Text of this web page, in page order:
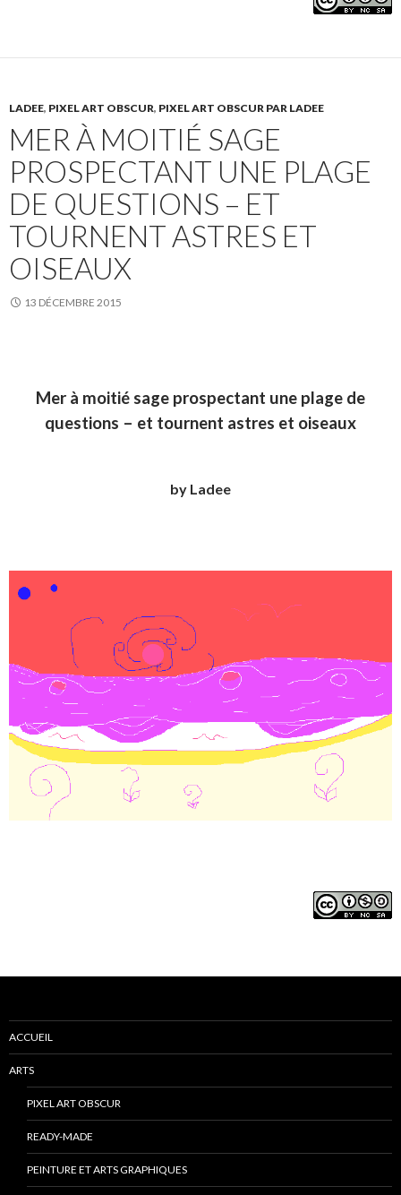
LADEE, PIXEL ART OBSCUR, PIXEL ART OBSCUR PAR LADEE
MER À MOITIÉ SAGE
PROSPECTANT UNE PLAGE
DE QUESTIONS – ET
TOURNENT ASTRES ET
OISEAUX
13 DÉCEMBRE 2015
Mer à moitié sage prospectant une plage de
questions – et tournent astres et oiseaux
by Ladee
ACCUEIL
ARTS
PIXEL ART OBSCUR
READY-MADE
PEINTURE ET ARTS GRAPHIQUES